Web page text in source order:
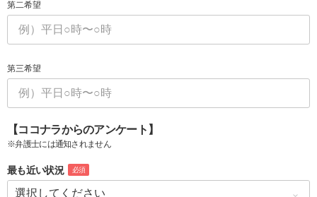
第二希望
第三希望
【ココナラからのアンケート】
※弁護士には通知されません
最も近い状況 必須